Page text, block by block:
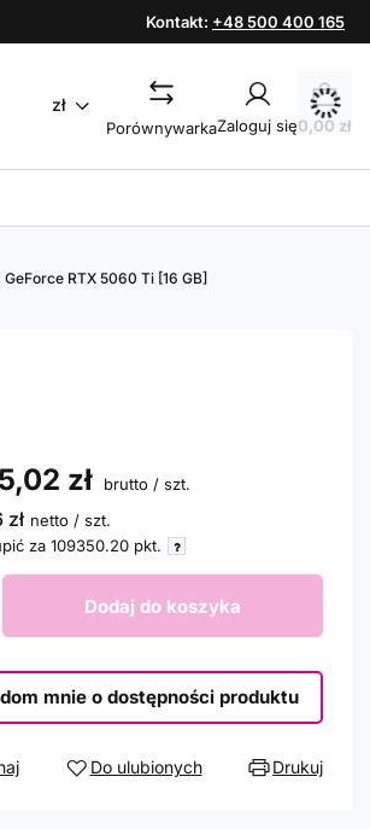
Kontakt: +48 500 400 165
zł
PorównywarkaZaloguj się0,00 zł
RTX 5060 Ti [16 GB]
zł brutto / szt.
netto / szt.
za 109350.20 pkt.
Dodaj do koszyka
mnie o dostępności produktu
Do ulubionych Drukuj